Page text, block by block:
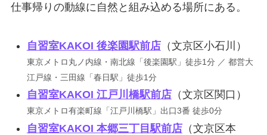
仕事帰りの動線に自然と組み込める場所にある。
自習室KAKOI 後楽園駅前店（文京区小石川）
東京メトロ丸ノ内線・南北線「後楽園駅」徒歩1分 ／ 都営大
江戸線・三田線「春日駅」徒歩1分
自習室KAKOI 江戸川橋駅前店（文京区関口）
東京メトロ有楽町線「江戸川橋駅」出口3番 徒歩0分
自習室KAKOI 本郷三丁目駅前店（文京区本